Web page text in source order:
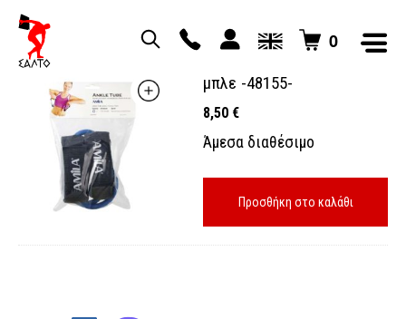
0
μπλε -48155-
8,50 €
Άμεσα διαθέσιμο
Προσθήκη στο καλάθι